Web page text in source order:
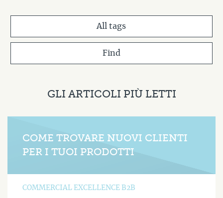
All tags
Find
GLI ARTICOLI PIÙ LETTI
COME TROVARE NUOVI CLIENTI
PER I TUOI PRODOTTI
COMMERCIAL EXCELLENCE B2B